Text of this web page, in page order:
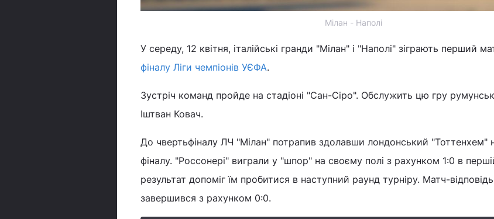
Мілан - Наполі
У середу, 12 квітня, італійські гранди "Мілан" і "Наполі" зіграють перший
фіналу Ліги чемпіонів УЄФА.
Зустріч команд пройде на стадіоні "Сан-Сіро". Обслужить цю гру
Іштван Ковач.
До чвертьфіналу ЛЧ "Мілан" потрапив здолавши лондонський "Тоттенхем"
фіналу. "Россонері" виграли у "шпор" на своєму полі з рахунком 1:0 в
результат допоміг їм пробитися в наступний раунд турніру. Матч-
завершився з рахунком 0:0.